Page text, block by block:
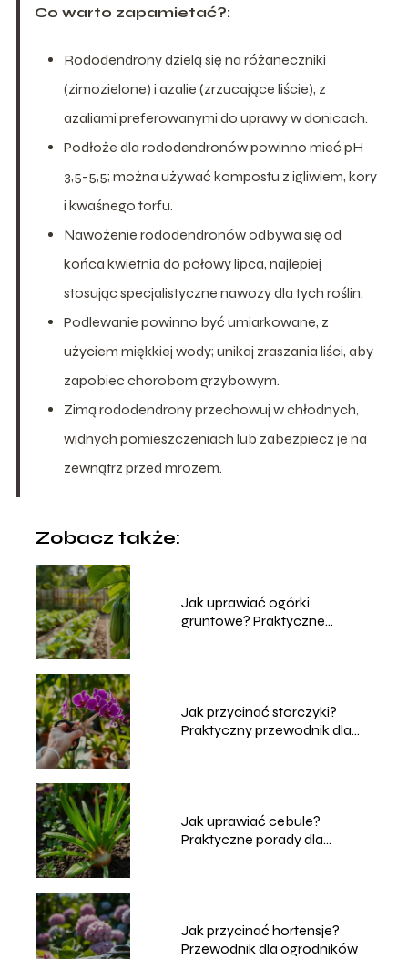
Co warto zapamietać?:
Rododendrony dzielą się na różaneczniki
(zimozielone) i azalie (zrzucające liście), z
azaliami preferowanymi do uprawy w donicach.
Podłoże dla rododendronów powinno mieć pH
3,5-5,5; można używać kompostu z igliwiem, kory
i kwaśnego torfu.
Nawożenie rododendronów odbywa się od
końca kwietnia do połowy lipca, najlepiej
stosując specjalistyczne nawozy dla tych roślin.
Podlewanie powinno być umiarkowane, z
użyciem miękkiej wody; unikaj zraszania liści, aby
zapobiec chorobom grzybowym.
Zimą rododendrony przechowuj w chłodnych,
widnych pomieszczeniach lub zabezpiecz je na
zewnątrz przed mrozem.
Zobacz także:
Jak uprawiać ogórki
gruntowe? Praktyczne
Jak przycinać storczyki?
Praktyczny przewodnik dla
Jak uprawiać cebule?
Praktyczne porady dla
Jak przycinać hortensje?
Przewodnik dla ogrodników